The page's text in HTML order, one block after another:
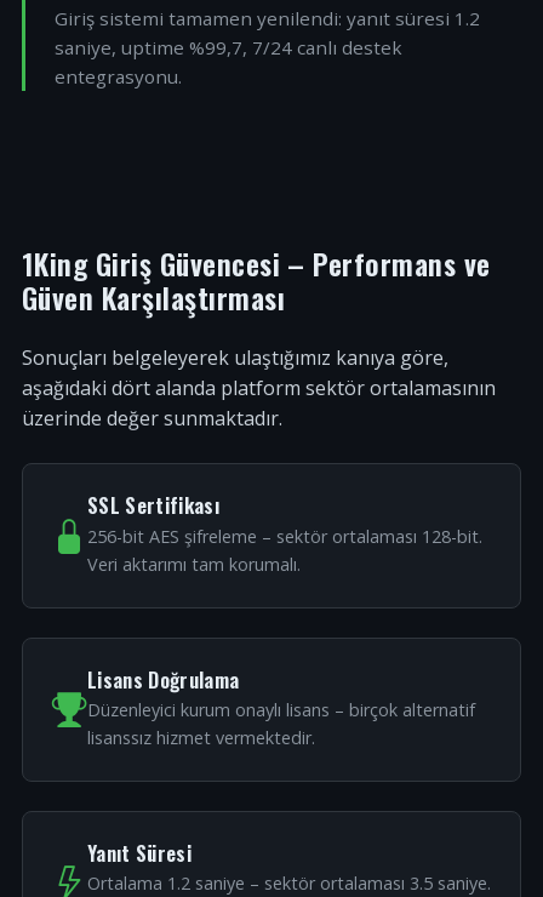
Giriş sistemi tamamen yenilendi: yanıt süresi 1.2
saniye, uptime %99,7, 7/24 canlı destek
entegrasyonu.
1King Giriş Güvencesi – Performans ve
Güven Karşılaştırması
Sonuçları belgeleyerek ulaştığımız kanıya göre,
aşağıdaki dört alanda platform sektör ortalamasının
üzerinde değer sunmaktadır.
SSL Sertifikası
256-bit AES şifreleme – sektör ortalaması 128-bit.
Veri aktarımı tam korumalı.
Lisans Doğrulama
Düzenleyici kurum onaylı lisans – birçok alternatif
lisanssız hizmet vermektedir.
Yanıt Süresi
Ortalama 1.2 saniye – sektör ortalaması 3.5 saniye.